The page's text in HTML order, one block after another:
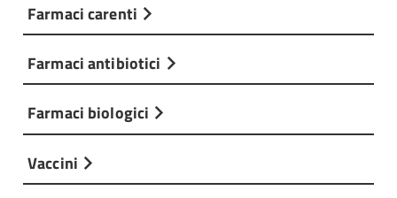
Farmaci carenti
Farmaci antibiotici
Farmaci biologici
Vaccini